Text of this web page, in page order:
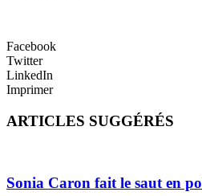
Facebook
Twitter
LinkedIn
Imprimer
ARTICLES SUGGÉRÉS
Sonia Caron fait le saut en